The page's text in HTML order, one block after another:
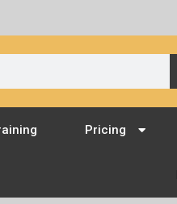
Pricing